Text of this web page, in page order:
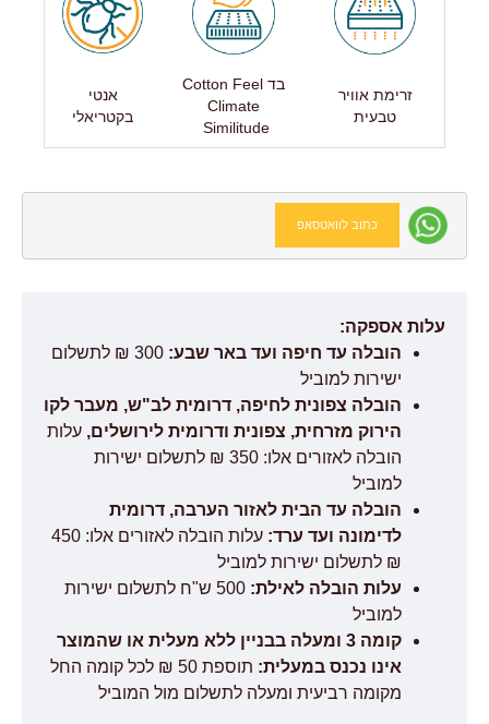
זרימת אוויר
טבעית
בד Cotton Feel
Climate
Similitude
אנטי
בקטריאלי
כתוב לוואטסאפ
עלות אספקה:
הובלה עד חיפה ועד באר שבע:
300 ₪ לתשלום
ישירות למוביל
הובלה צפונית לחיפה, דרומית לב"ש, מעבר לקו
הירוק מזרחית, צפונית ודרומית לירושלים, עלות
הובלה לאזורים אלו: 350 ₪ לתשלום ישירות
למוביל
הובלה עד הבית לאזור הערבה, דרומית
לדימונה ועד ערד:
עלות הובלה לאזורים אלו: 450
₪ לתשלום ישירות למוביל
עלות הובלה לאילת:
500 ש"ח לתשלום ישירות
למוביל
קומה 3 ומעלה בבניין ללא מעלית או שהמוצר
אינו נכנס במעלית:
תוספת 50 ₪ לכל קומה החל
מקומה רביעית ומעלה לתשלום מול המוביל